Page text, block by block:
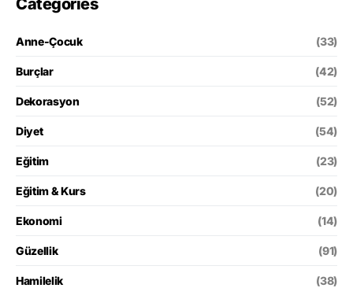
Categories
Anne-Çocuk (33)
Burçlar (42)
Dekorasyon (52)
Diyet (54)
Eğitim (23)
Eğitim & Kurs (20)
Ekonomi (14)
Güzellik (91)
Hamilelik (38)